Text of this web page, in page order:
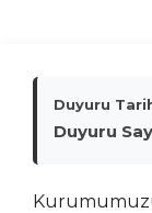
Duyuru
Duyuru